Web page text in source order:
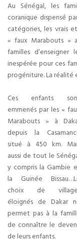
Au Sénégal, les
coranique dispensé
catégories, les vrais
« faux Marabouts »
familles
inespérée pour ces
progéniture. La
Ces enfants
emmenés par les «
Marabouts » à
depuis la
situé à 450 km.
aussi de tout le
y compris la Gambie
la Guinée
choix de
éloignés de Dakar
permet pas à la
de connaître le
de leurs enfants.